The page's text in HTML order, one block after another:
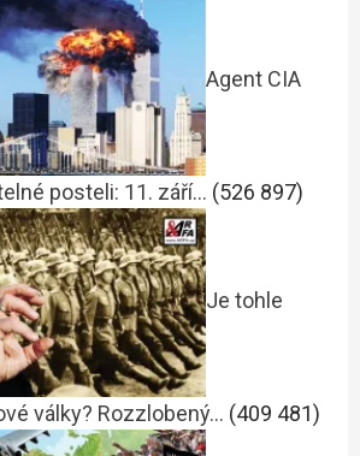
Agent CIA
posteli: 11. září… (526 897)
Je tohle
války? Rozzlobený… (409 481)